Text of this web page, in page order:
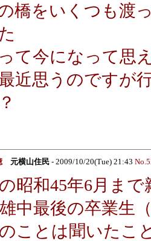
橋をいくつも渡
て今になって思
近思うのですが
元横山住民- 2009/10/20(Tue) 21:43
昭和45年6月ま
中最後の卒業生
ことは聞いたこ